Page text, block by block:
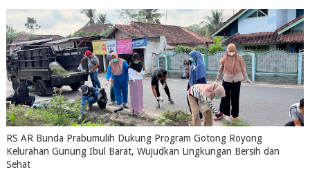
RS AR Bunda Prabumulih Dukung Program Gotong Royong
Kelurahan Gunung Ibul Barat, Wujudkan Lingkungan Bersih dan
Sehat